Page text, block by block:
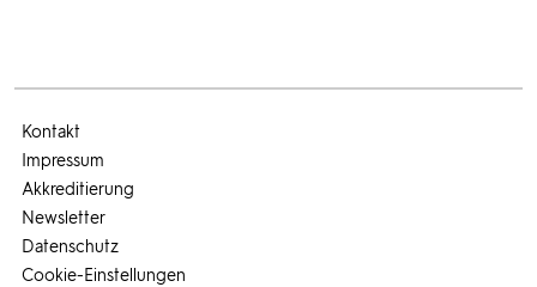
Kontakt
Impressum
Akkreditierung
Newsletter
Datenschutz
Cookie-Einstellungen